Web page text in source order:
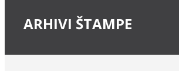
ARHIVI ŠTAMPE